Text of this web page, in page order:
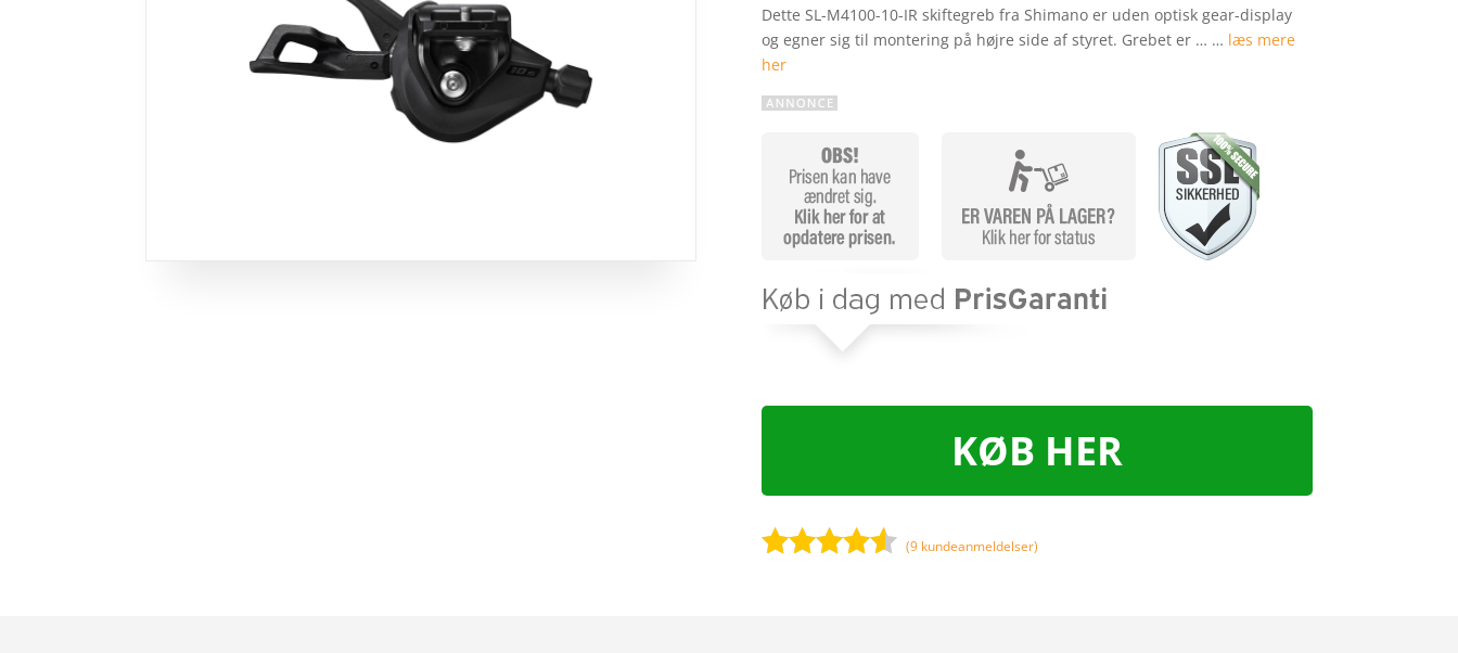
Dette SL-M4100-10-IR skiftegreb fra Shimano er uden optisk gear-display
og egner sig til montering på højre side af styret. Grebet er … … læs mere
her
KØB HER
(9 kundeanmeldelser)